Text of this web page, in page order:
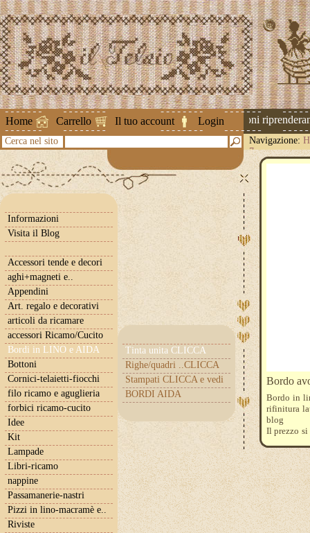
Home Carrello Il tuo account Login
Attenzione ! Le spedizioni
Cerca nel sito Navigazione:
7
Informazioni
Visita il Blog
Accessori tende e decori
aghi+magneti e..
Appendini
Art. regalo e decorativi
articoli da ricamare
accessori Ricamo/Cucito
Bordi in LINO e AIDA
Tinta unita CLICCA
Righe/quadri ..CLICCA
Stampati CLICCA e vedi
BORDI AIDA
Bottoni
Cornici-telaietti-fiocchi
filo ricamo e aguglieria
forbici ricamo-cucito
Idee
Kit
Lampade
Libri-ricamo
nappine
Passamanerie-nastri
Pizzi in lino-macramè e..
Riviste
Bordo
Bordo in
rifinitura
blog
Il prezzo si